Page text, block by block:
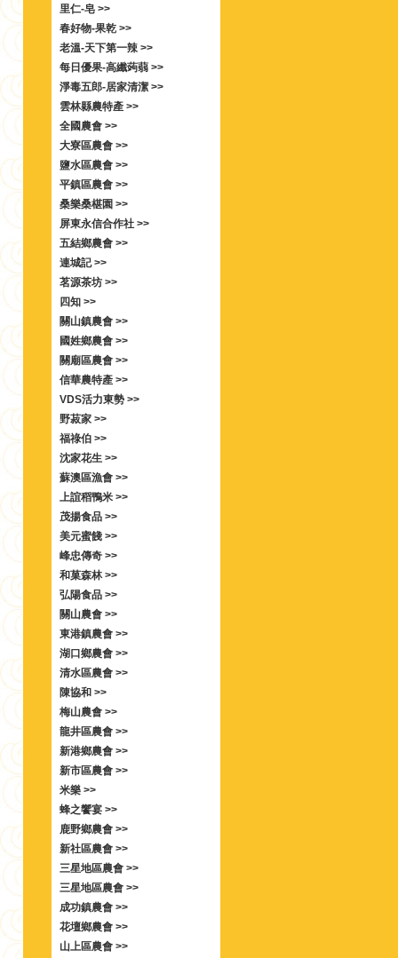
里仁-皂 >>
春好物-果乾 >>
老溫-天下第一辣 >>
每日優果-高纖蒟蒻 >>
淨毒五郎-居家清潔 >>
雲林縣農特產 >>
全國農會 >>
大寮區農會 >>
鹽水區農會 >>
平鎮區農會 >>
桑樂桑椹園 >>
屏東永信合作社 >>
五結鄉農會 >>
連城記 >>
茗源茶坊 >>
四知 >>
關山鎮農會 >>
國姓鄉農會 >>
關廟區農會 >>
信華農特產 >>
VDS活力東勢 >>
野菽家 >>
福祿伯 >>
沈家花生 >>
蘇澳區漁會 >>
上誼稻鴨米 >>
茂揚食品 >>
美元蜜餞 >>
峰忠傳奇 >>
和菓森林 >>
弘陽食品 >>
關山農會 >>
東港鎮農會 >>
湖口鄉農會 >>
清水區農會 >>
陳協和 >>
梅山農會 >>
龍井區農會 >>
新港鄉農會 >>
新市區農會 >>
米樂 >>
蜂之饗宴 >>
鹿野鄉農會 >>
新社區農會 >>
三星地區農會 >>
三星地區農會 >>
成功鎮農會 >>
花壇鄉農會 >>
山上區農會 >>